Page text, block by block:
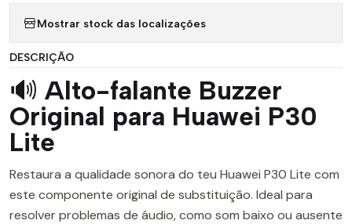
Mostrar stock das localizações
DESCRIÇÃO
🔊 Alto-falante Buzzer
Original para Huawei P30
Lite
Restaura a qualidade sonora do teu Huawei P30 Lite com
este componente original de substituição. Ideal para
resolver problemas de áudio, como som baixo ou ausente